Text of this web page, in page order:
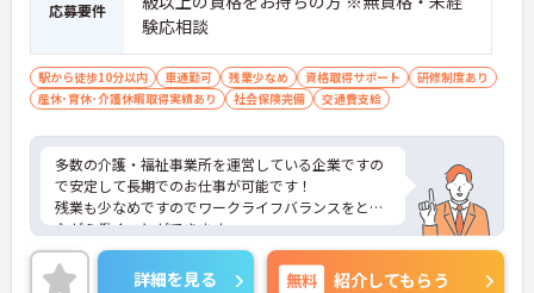
応募要件
験応相談
駅から徒歩10分以内 車通勤可 残業少なめ 資格取得サポート
研修制度あり
産休･育休･介護休暇取得実績あり
社会保険完備 交通費支給
多数の介護・福祉事業所を運営している企業ですの
で安定して長期でのお仕事が可能です！
残業も少なめですのでワークライフバランスをとり
ながら働くことができます。
ご興味ある方には、面接のポイントなど、さらに詳
細をお話致しますのでお気軽にご相談ください。
詳細を見る 無料 紹介してもらう